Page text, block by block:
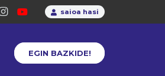
saioa hasi
EGIN BAZKIDE!